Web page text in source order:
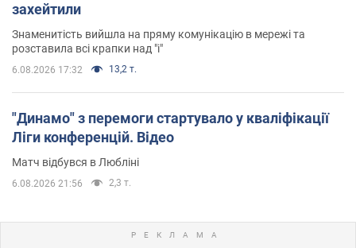
захейтили
Знаменитість вийшла на пряму комунікацію в мережі та
розставила всі крапки над "і"
6.08.2026 17:32 13,2 т.
"Динамо" з перемоги стартувало у кваліфікації
Ліги конференцій. Відео
Матч відбувся в Любліні
6.08.2026 21:56 2,3 т.